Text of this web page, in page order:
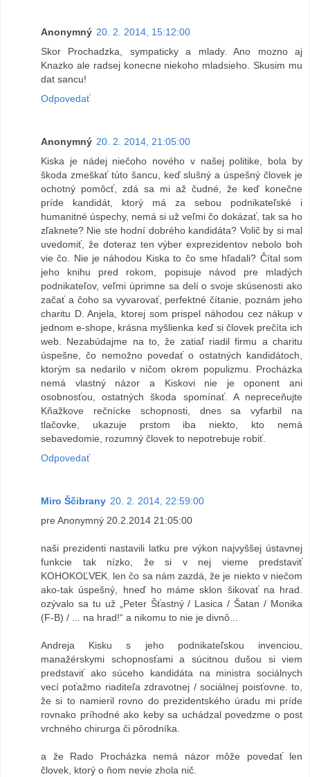
Anonymný 20. 2. 2014, 15:12:00
Skor Prochadzka, sympaticky a mlady. Ano mozno aj
Knazko ale radsej konecne niekoho mladsieho. Skusim mu
dat sancu!
Odpovedať
Anonymný 20. 2. 2014, 21:05:00
Kiska je nádej niečoho nového v našej politike, bola by
škoda zmeškať túto šancu, keď slušný a úspešný človek je
ochotný pomôcť, zdá sa mi až čudné, že keď konečne
príde kandidát, ktorý má za sebou podnikateľské i
humanitné úspechy, nemá si už veľmi čo dokázať, tak sa ho
zľaknete? Nie ste hodní dobrého kandidáta? Volič by si mal
uvedomiť, že doteraz ten výber exprezidentov nebolo boh
vie čo. Nie je náhodou Kiska to čo sme hľadali? Čítal som
jeho knihu pred rokom, popisuje návod pre mladých
podnikateľov, veľmi úprimne sa delí o svoje skúsenosti ako
začať a čoho sa vyvarovať, perfektné čítanie, poznám jeho
charitu D. Anjela, ktorej som prispel náhodou cez nákup v
jednom e-shope, krásna myšlienka keď si človek prečíta ich
web. Nezabúdajme na to, že zatiaľ riadil firmu a charitu
úspešne, čo nemožno povedať o ostatných kandidátoch,
ktorým sa nedarilo v ničom okrem populizmu. Procházka
nemá vlastný názor a Kiskovi nie je oponent ani
osobnosťou, ostatných škoda spomínať. A nepreceňujte
Kňažkove rečnícke schopnosti, dnes sa vyfarbil na
tlačovke, ukazuje prstom iba niekto, kto nemá
sebavedomie, rozumný človek to nepotrebuje robiť.
Odpovedať
Miro Ščibrany 20. 2. 2014, 22:59:00
pre Anonymný 20.2.2014 21:05:00
naši prezidenti nastavili latku pre výkon najvyššej ústavnej
funkcie tak nízko, že si v nej vieme predstaviť
KOHOKOĽVEK. len čo sa nám zazdá, že je niekto v niečom
ako-tak úspešný, hneď ho máme sklon šikovať na hrad.
ozývalo sa tu už „Peter Šťastný / Lasica / Šatan / Monika
(F-B) / ... na hrad!“ a nikomu to nie je divnô...
Andreja Kisku s jeho podnikateľskou invenciou,
manažérskymi schopnosťami a súcitnou dušou si viem
predstaviť ako súceho kandidáta na ministra sociálnych
vecí poťažmo riaditeľa zdravotnej / sociálnej poisťovne. to,
že si to namieril rovno do prezidentského úradu mi príde
rovnako príhodné ako keby sa uchádzal povedzme o post
vrchného chirurga či pôrodníka.
a že Rado Procházka nemá názor môže povedať len
človek, ktorý o ňom nevie zhola nič.